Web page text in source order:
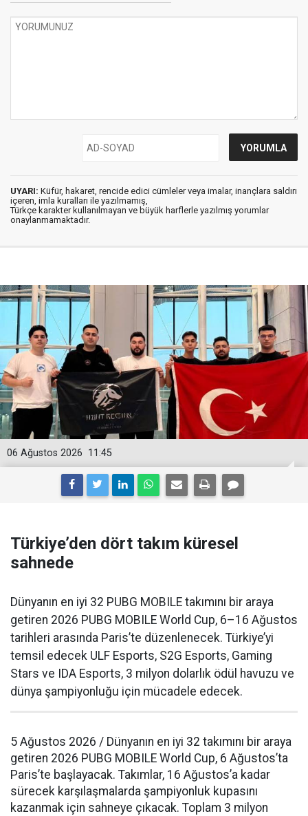
UYARI: Küfür, hakaret, rencide edici cümleler veya imalar, inançlara saldırı
içeren, imla kuralları ile yazılmamış,
Türkçe karakter kullanılmayan ve büyük harflerle yazılmış yorumlar
onaylanmamaktadır.
11:45
06 Ağustos 2026
Türkiye’den dört takım küresel
sahnede
Dünyanın en iyi 32 PUBG MOBILE takımını bir araya
getiren 2026 PUBG MOBILE World Cup, 6–16 Ağustos
tarihleri arasında Paris’te düzenlenecek. Türkiye’yi
temsil edecek ULF Esports, S2G Esports, Gaming
Stars ve IDA Esports, 3 milyon dolarlık ödül havuzu ve
dünya şampiyonluğu için mücadele edecek.
5 Ağustos 2026 / Dünyanın en iyi 32 takımını bir araya
getiren 2026 PUBG MOBILE World Cup, 6 Ağustos’ta
Paris’te başlayacak. Takımlar, 16 Ağustos’a kadar
sürecek karşılaşmalarda şampiyonluk kupasını
kazanmak için sahneye çıkacak. Toplam 3 milyon